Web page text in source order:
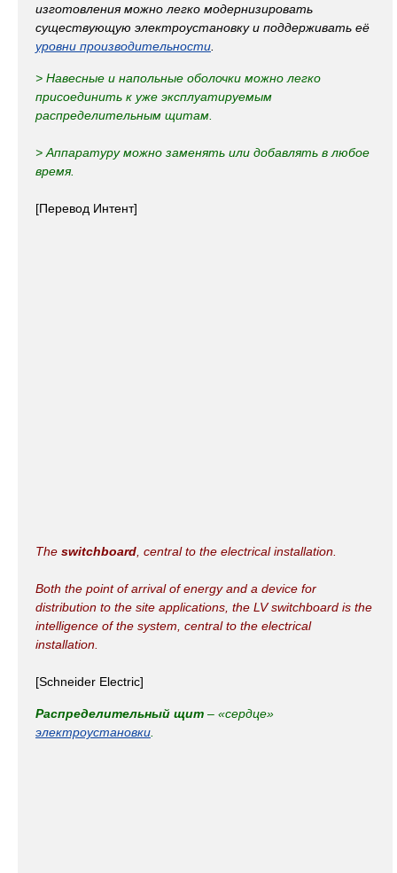
изготовления можно легко модернизировать
существующую электроустановку и поддерживать её
уровни производительности
> Навесные и напольные оболочки можно легко
присоединить к уже эксплуатируемым
распределительным щитам.
> Аппаратуру можно заменять или добавлять в любое
время.
[Перевод Интент]
The switchboard , central to the electrical installation.
Both the point of arrival of energy and a device for
distribution to the site applications, the LV switchboard is the
intelligence of the system, central to the electrical
installation.
[Schneider Electric]
Распределительный щит – «сердце»
электроустановки